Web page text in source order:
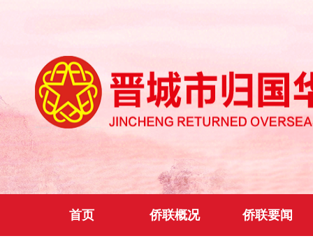
首页 侨联概况 侨联要闻